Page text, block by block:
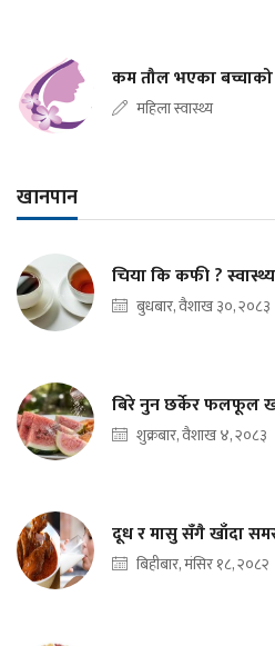
कम तौल भएका
महिला स्वास्थ्य
खानपान
चिया कि कफी ?
बुधबार, वैशाख ३०, २०८३
बिरे नुन छर्केर फलफूल
शुक्रबार, वैशाख ४, २०८३
दूध र मासु सँगै खाँदा
बिहीबार, मंसिर १८, २०८२